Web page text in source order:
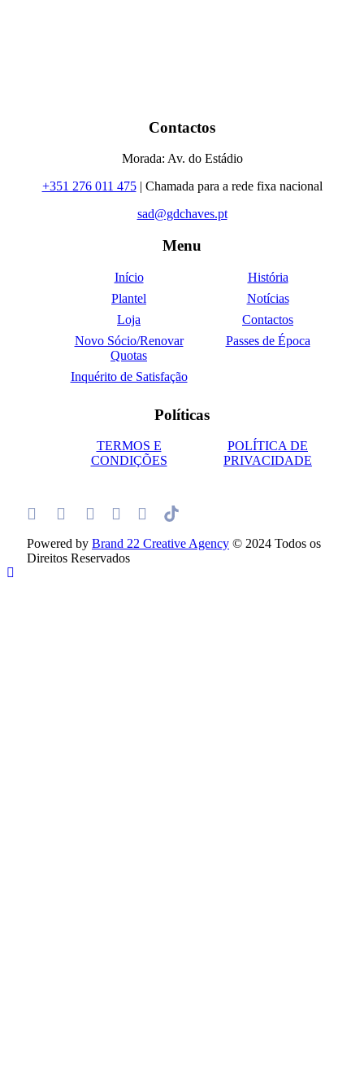
Contactos
Morada: Av. do Estádio
+351 276 011 475| Chamada para a rede fixa nacional
sad@gdchaves.pt
Menu
Início
História
Plantel
Notícias
Loja
Contactos
Novo Sócio/Renovar
Quotas
Passes de Época
Inquérito de Satisfação
Políticas
TERMOS E
CONDIÇÕES
POLÍTICA DE
PRIVACIDADE
Powered by Brand 22 Creative Agency © 2024 Todos os
Direitos Reservados